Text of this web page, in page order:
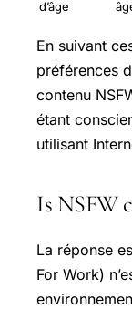
d’âge
En suivant
préférences
contenu
étant
utilisant
Is NSFW
La réponse
For Work)